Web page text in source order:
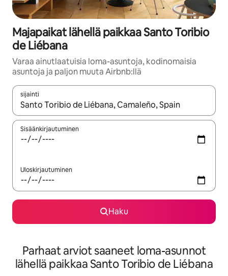
Majapaikat lähellä paikkaa Santo Toribio
de Liébana
Varaa ainutlaatuisia loma-asuntoja, kodinomaisia
asuntoja ja paljon muuta Airbnb:llä
sijainti
Kun tulokset ovat saatavilla, navigoi ylös- ja alas-
Sisäänkirjautuminen
Uloskirjautuminen
Haku
Parhaat arviot saaneet loma-asunnot
lähellä paikkaa Santo Toribio de Liébana